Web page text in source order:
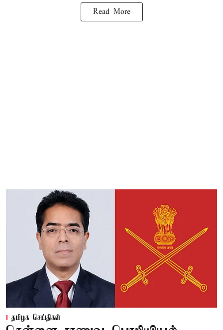
Read More
தமிழக செய்திகள்